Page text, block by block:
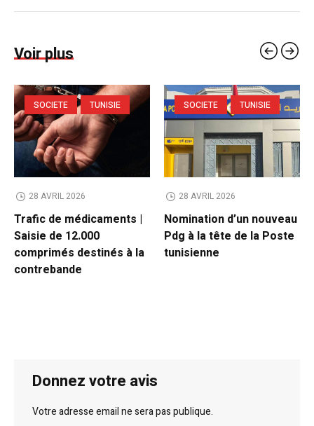
Voir plus
SOCIETE TUNISIE
28 AVRIL 2026
Trafic de médicaments |
Saisie de 12.000
comprimés destinés à la
contrebande
SOCIETE TUNISIE
28 AVRIL 2026
Nomination d’un nouveau
Pdg à la tête de la Poste
tunisienne
Donnez votre avis
Votre adresse email ne sera pas publique.